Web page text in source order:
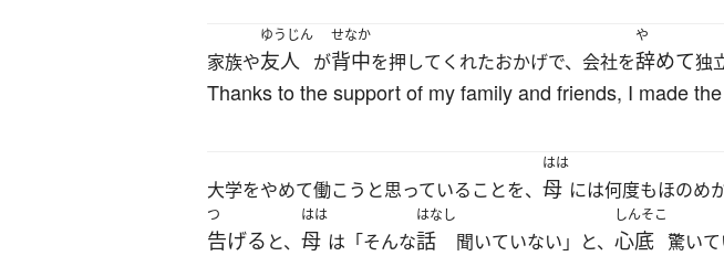
家族や
ゆうじん
友人 が
せなか
背中を押してくれたおかげで、会社を
や
辞めて独
Thanks to the support of my family and friends, I made
大学をやめて働こうと思っていることを、
はは
母 には何度もほのめ
つ
告げる と、
はは
母 は「そんな
はなし
話 聞いていない」と、
しんそこ
心底 驚いて